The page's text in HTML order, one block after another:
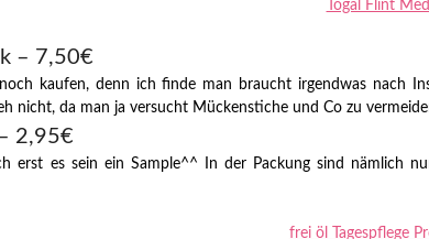
– 7,50€
kaufen, denn ich finde man braucht irgendwas nach
nicht, da man ja versucht Mückenstiche und Co zu
2,95€
erst es sein ein Sample^^ In der Packung sind nämlich